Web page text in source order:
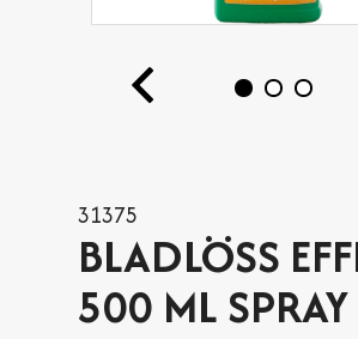
31375
BLADLÖSS
500 ML SPRAY